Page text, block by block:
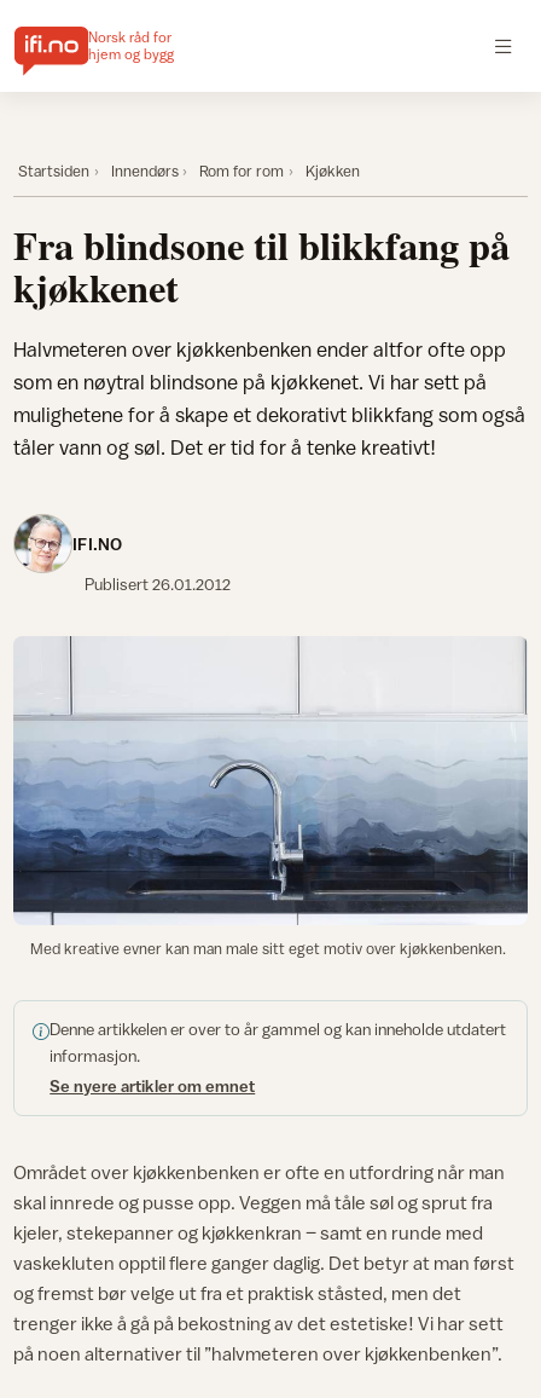
Norsk råd for
hjem og bygg
Startsiden Innendørs Rom for rom Kjøkken
Fra blindsone til blikkfang på
kjøkkenet
Halvmeteren over kjøkkenbenken ender altfor ofte opp
som en nøytral blindsone på kjøkkenet. Vi har sett på
mulighetene for å skape et dekorativt blikkfang som også
tåler vann og søl. Det er tid for å tenke kreativt!
IFI.NO
Publisert26.01.2012
Med kreative evner kan man male sitt eget motiv over kjøkkenbenken.
Denne artikkelen er over to år gammel og kan inneholde utdatert
informasjon.
Se nyere artikler om emnet
Området over kjøkkenbenken er ofte en utfordring når man
skal innrede og pusse opp. Veggen må tåle søl og sprut fra
kjeler, stekepanner og kjøkkenkran – samt en runde med
vaskekluten opptil flere ganger daglig. Det betyr at man først
og fremst bør velge ut fra et praktisk ståsted, men det
trenger ikke å gå på bekostning av det estetiske! Vi har sett
på noen alternativer til ”halvmeteren over kjøkkenbenken”.